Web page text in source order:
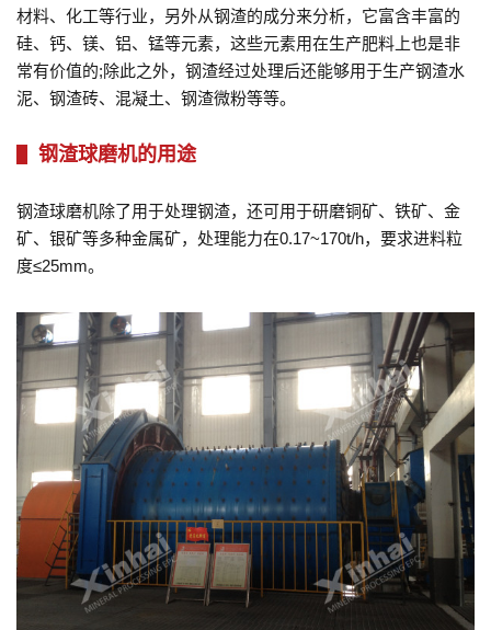
材料、化工等行业，另外从钢渣的成分来分析，它富含丰富的
硅、钙、镁、铝、锰等元素，这些元素用在生产肥料上也是非
常有价值的;除此之外，钢渣经过处理后还能够用于生产钢渣水
泥、钢渣砖、混凝土、钢渣微粉等等。
钢渣球磨机的用途
钢渣球磨机除了用于处理钢渣，还可用于研磨铜矿、铁矿、金
矿、银矿等多种金属矿，处理能力在0.17~170t/h，要求进料粒
度≤25mm。